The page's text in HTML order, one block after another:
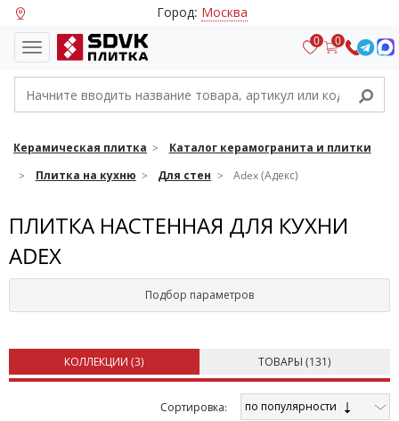
Город: Москва
0 0
Керамическая плитка
Каталог керамогранита и плитки
Плитка на кухню
Для стен Adex (Адекс)
ПЛИТКА НАСТЕННАЯ ДЛЯ КУХНИ
ADEX
Подбор параметров
КОЛЛЕКЦИИ (3) ТОВАРЫ (131)
Cортировка: по популярности